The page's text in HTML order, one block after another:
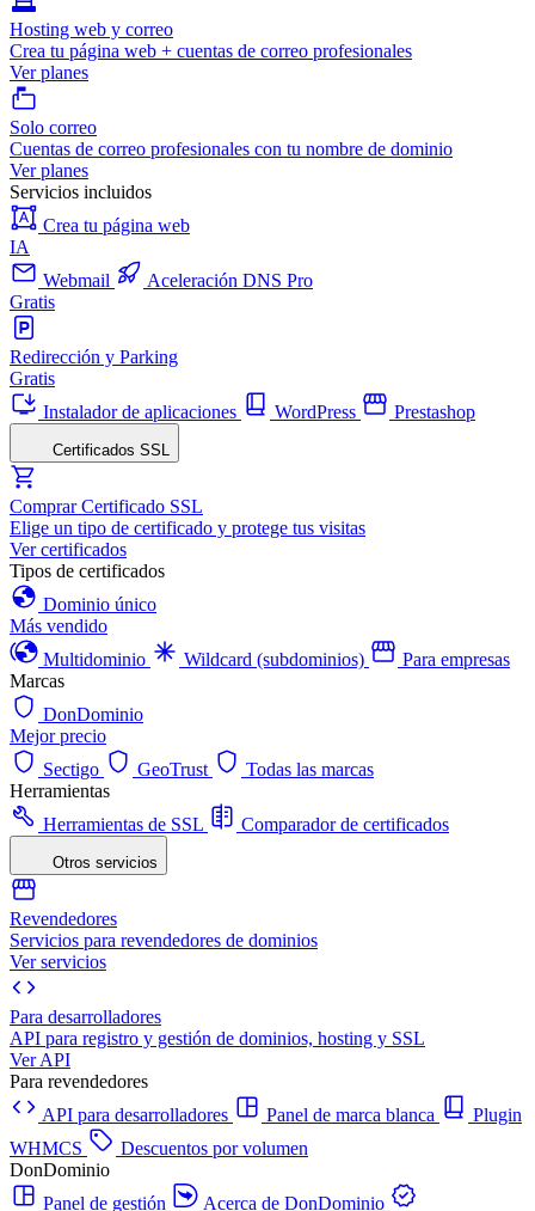
Hosting web y correo
Crea tu página web + cuentas de correo profesionales
Ver planes
Solo correo
Cuentas de correo profesionales con tu nombre de dominio
Ver planes
Servicios incluidos
Crea tu página web
IA
Webmail
Aceleración DNS Pro
Gratis
Redirección y Parking
Gratis
Instalador de aplicaciones
WordPress Prestashop
Certificados SSL
Comprar Certificado SSL
Elige un tipo de certificado y protege tus visitas
Ver certificados
Tipos de certificados
Dominio único
Más vendido
Multidominio
Wildcard (subdominios)
Para empresas
Marcas
DonDominio
Mejor precio
Sectigo
GeoTrust
Todas las marcas
Herramientas
Herramientas de SSL
Comparador de certificados
Otros servicios
Revendedores
Servicios para revendedores de dominios
Ver servicios
Para desarrolladores
API para registro y gestión de dominios, hosting y SSL
Ver API
Para revendedores
API para desarrolladores
Panel de marca blanca
Plugin
WHMCS
Descuentos por volumen
DonDominio
Panel de gestión
Acerca de DonDominio